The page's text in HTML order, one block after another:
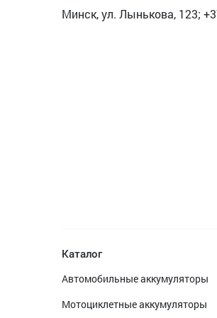
Минск, ул. Лынькова, 123;
Каталог
Автомобильные аккумуляторы
Мотоциклетные аккумуляторы